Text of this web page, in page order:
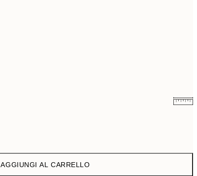
CHF 29.45
AGGIUNGI AL CARRELLO